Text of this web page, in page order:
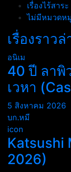
เรื่องไร้สาระ
ไม่มีหมวดห
เรื่องราว
อนิเม
40 ปี ลาพิ
เวหา
5 สิงหาคม 2026
บก.หมี
icon
Katsushi
2026)